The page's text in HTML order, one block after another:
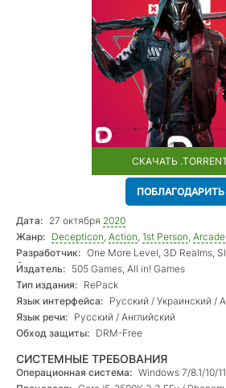
СКАЧАТЬ
ПОБЛАГОДАРИТЬ
Дата: 27 октября 2020
Жанр: Decepticon, Action, 1st Person, Arcade
Разработчик: One More Level, 3D Realms,
Games
Издатель: 505 Games, All in! Games
Тип издания: RePack
Язык интерфейса: Русский / Украинский /
Язык речи: Русский / Английский
Обход защиты: DRM-Free
СИСТЕМНЫЕ ТРЕБОВАНИЯ
Операционная система: Windows 7/8.1/10/